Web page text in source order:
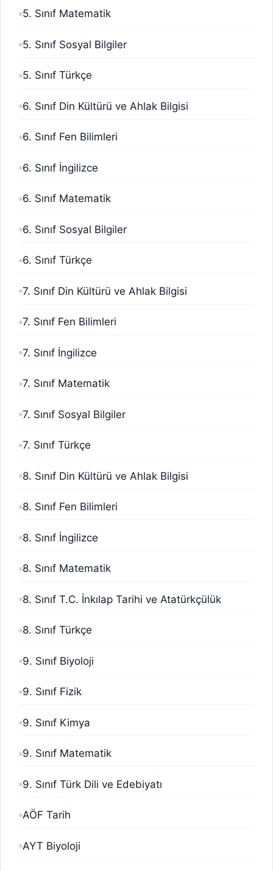
5. Sınıf Matematik
5. Sınıf Sosyal Bilgiler
5. Sınıf Türkçe
6. Sınıf Din Kültürü ve Ahlak Bilgisi
6. Sınıf Fen Bilimleri
6. Sınıf İngilizce
6. Sınıf Matematik
6. Sınıf Sosyal Bilgiler
6. Sınıf Türkçe
7. Sınıf Din Kültürü ve Ahlak Bilgisi
7. Sınıf Fen Bilimleri
7. Sınıf İngilizce
7. Sınıf Matematik
7. Sınıf Sosyal Bilgiler
7. Sınıf Türkçe
8. Sınıf Din Kültürü ve Ahlak Bilgisi
8. Sınıf Fen Bilimleri
8. Sınıf İngilizce
8. Sınıf Matematik
8. Sınıf T.C. İnkılap Tarihi ve Atatürkçülük
8. Sınıf Türkçe
9. Sınıf Biyoloji
9. Sınıf Fizik
9. Sınıf Kimya
9. Sınıf Matematik
9. Sınıf Türk Dili ve Edebiyatı
AÖF Tarih
AYT Biyoloji